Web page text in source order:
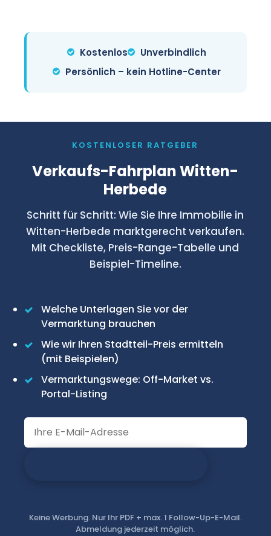
Vollständigkeitsprüfung.
Rückmeldung.
Kostenlos
Unverbindlich
Persönlich – kein Hotline-Center
KOSTENLOSER RATGEBER
Verkaufs-Fahrplan Witten-
Herbede
Schritt für Schritt: Wie Sie Ihre Immobilie in
Witten-Herbede marktgerecht verkaufen.
Mit Checkliste, Preis-Range-Tabelle und
Beispiel-Timeline.
Welche Unterlagen Sie vor der
Vermarktung brauchen
Wie wir Ihren Stadtteil-Preis ermitteln
(mit Beispielen)
Vermarktungswege: Off-Market vs.
Portal-Listing
Keine Werbung. Nur Ihr PDF + max. 1 Follow-Up-E-Mail.
Abmeldung jederzeit möglich.